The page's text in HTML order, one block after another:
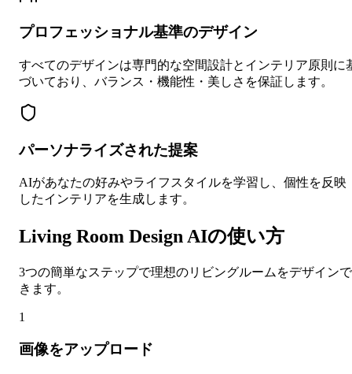
プロフェッショナル基準のデザイン
すべてのデザインは専門的な空間設計とインテリア原則に
づいており、バランス・機能性・美しさを保証します。
パーソナライズされた提案
AIがあなたの好みやライフスタイルを学習し、個性を反映
したインテリアを生成します。
Living Room Design AIの使い方
3つの簡単なステップで理想のリビングルームをデザインで
きます。
1
画像をアップロード